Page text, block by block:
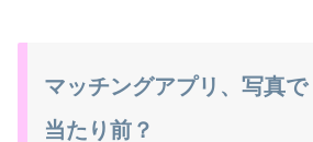
マッチングアプリ、写真
当たり前？